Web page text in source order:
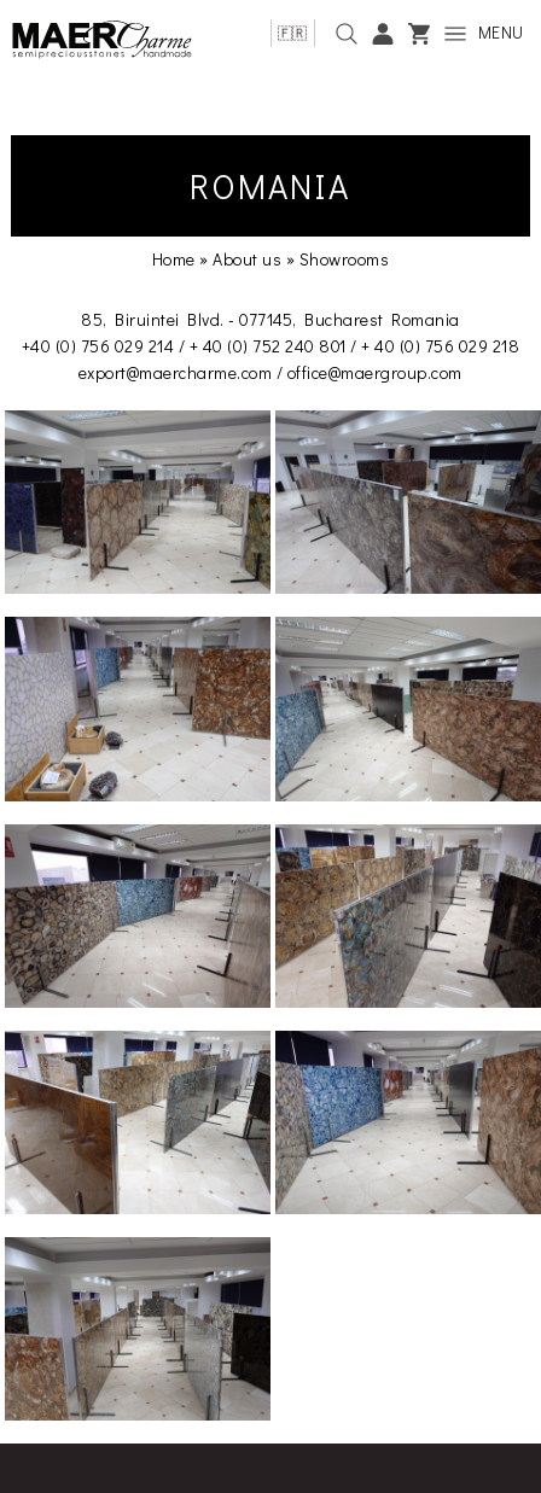
🇫🇷 MENU
ROMANIA
Home »About us » Showrooms
85, Biruintei Blvd. - 077145, Bucharest Romania
+40 (0) 756 029 214 / + 40 (0) 752 240 801 / + 40 (0) 756 029 218
export@maercharme.com / office@maergroup.com